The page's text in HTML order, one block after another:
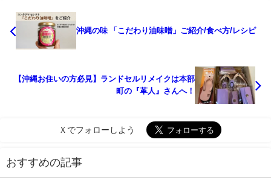
沖縄の味 「こだわり油味噌」ご紹介/食べ方/レシピ
【沖縄お住いの方必見】ランドセルリメイクは本部
町の『革人』さんへ！
Ｘでフォローしよう
おすすめの記事